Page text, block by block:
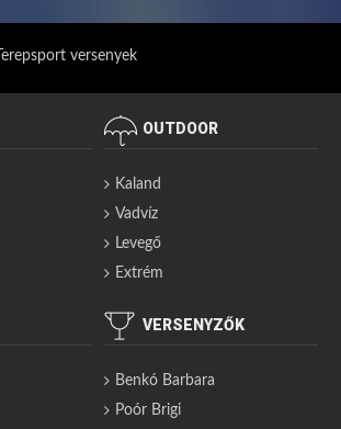
Terepsport versenyek
OUTDOOR
Kaland
Vadvíz
Levegő
Extrém
VERSENYZŐK
Benkó Barbara
Poór Brigi